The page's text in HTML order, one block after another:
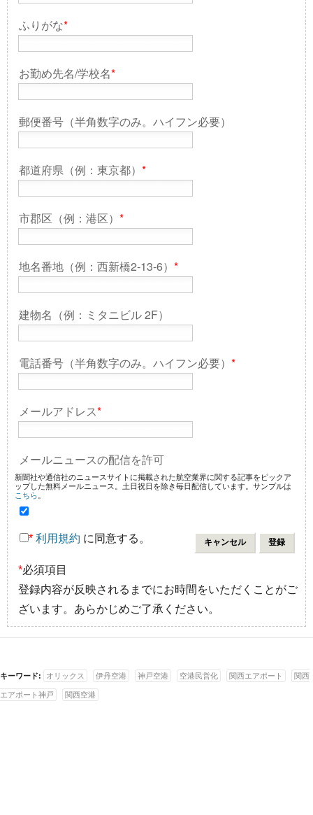
ふりがな*
お勤め先名/学校名*
郵便番号（半角数字のみ。ハイフン必要）
都道府県（例：東京都） *
市郡区（例：港区） *
地名番地（例：西新橋2-13-6） *
建物名（例：ミタニビル 2F）
電話番号（半角数字のみ。ハイフン必要） *
メールアドレス*
メールニュースの配信を許可
新聞社や通信社のニュースサイトに掲載された航空業界に関する記事をピックア
ップした無料メールニュース。土日祝日を除き毎日配信しています。サンプルは
こちら
* 利用規約 に同意する。
*必須項目
登録内容が反映されるまでにお時間をいただくことがご
ざいます。あらかじめご了承ください。
キーワード: オリックス 伊丹空港 神戸空港 空港民営化 関西エアポート 関西
エアポート神戸 関西空港